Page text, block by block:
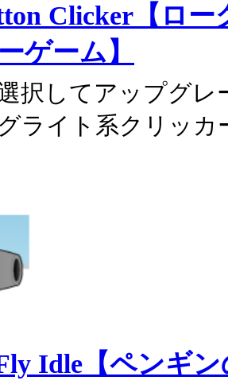
Clicker【ロー
ゲーム】
択してアップグレ
ライト系クリッカ
Idle【ペンギ